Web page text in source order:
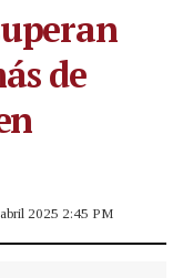
de
2025 2:45 PM